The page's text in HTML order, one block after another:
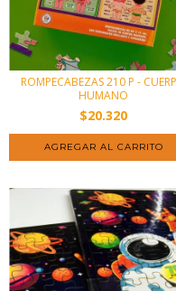
ROMPECABEZAS 210 P -
HUMANO
$20.320